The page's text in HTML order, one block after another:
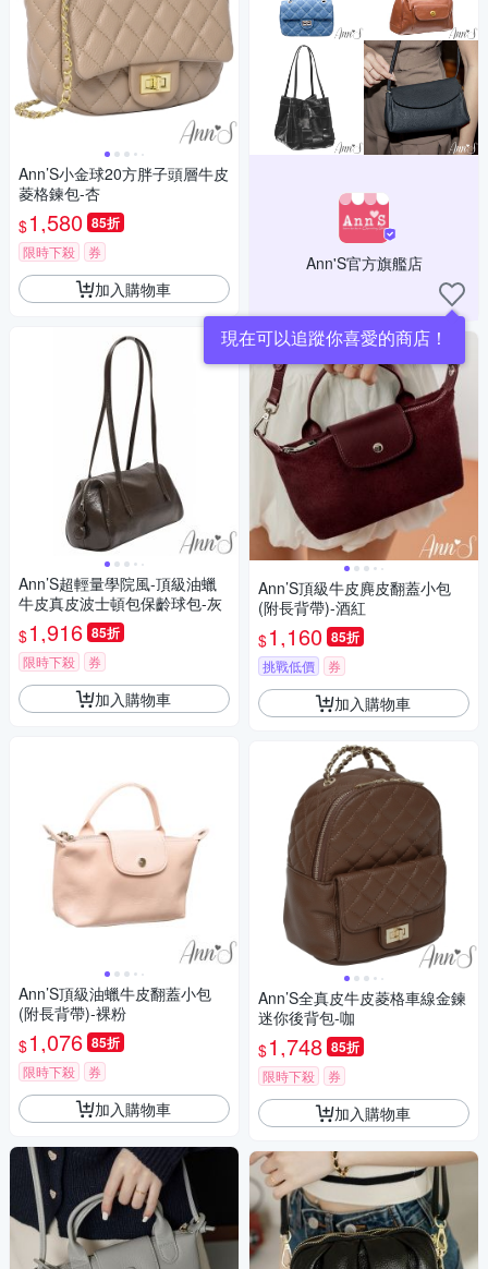
Ann’S小金球20方胖子頭層牛皮
菱格鍊包-杏
$1,580 85折
限時下殺 券
加入購物車
Ann’S超輕量學院風-頂級油蠟
牛皮真皮波士頓包保齡球包-灰
$1,916 85折
限時下殺 券
加入購物車
Ann’S頂級油蠟牛皮翻蓋小包
(附長背帶)-裸粉
$1,076 85折
限時下殺 券
加入購物車
Ann'S官方旗艦店
現在可以追蹤你喜愛的商店！
Ann’S頂級牛皮麂皮翻蓋小包
(附長背帶)-酒紅
$1,160 85折
挑戰低價 券
加入購物車
Ann’S全真皮牛皮菱格車線金鍊
迷你後背包-咖
$1,748 85折
限時下殺 券
加入購物車